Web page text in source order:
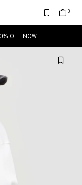
OFF NOW